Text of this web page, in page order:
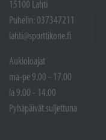
15100 Lahti
Puhelin: 037347211
lahti@sporttikone.fi
Aukioloajat
ma-pe 9.00 - 17.00
la 9.00 - 14.00
Pyhäpäivät suljettuna